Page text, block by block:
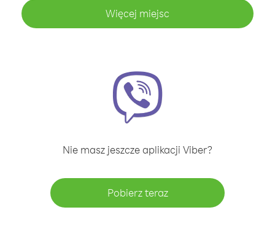
Więcej miejsc
Nie masz jeszcze aplikacji Viber?
Pobierz teraz